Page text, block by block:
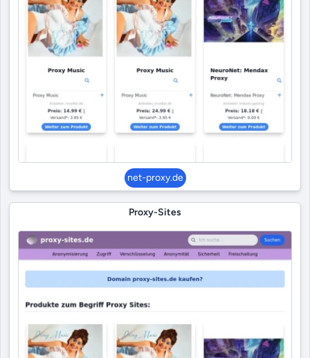
net-proxy.de
Proxy-Sites